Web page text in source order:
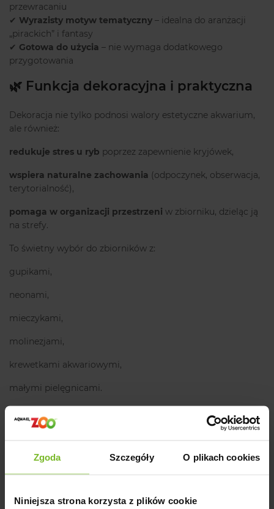
Zgoda Szczegóły O plikach cookies
Niniejsza strona korzysta z plików cookie
przewracaniu
✔ Wyrazisty motyw tematyczny – idealna do aranżacji
„pirackich” i fantasy
✔ Gotowa do użycia – nie wymaga dodatkowego
przygotowania
🌿 Funkcja dekoracyjna i praktyczna
Dekoracja nie tylko podnosi walory estetyczne akwarium,
ale również:
redukuje stres u ryb poprzez zapewnienie kryjówek,
wspiera naturalne zachowania (odpoczynek, obserwacja,
terytorialność),
pomaga w organizacji przestrzeni w zbiorniku, dzieląc ją
na strefy.
To świetny wybór do zbiorników z:
gupikami,
neonami,
mieczykami,
molinezjami,
krewetkami akwariowymi,
małymi pielęgnicami.
📏 Specyfikacja produktu
Wymiary: